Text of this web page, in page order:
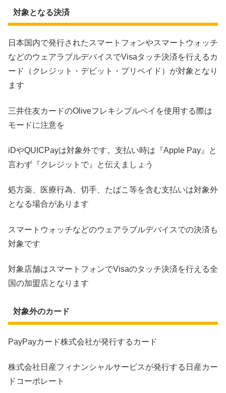
対象となる決済
日本国内で発行されたスマートフォンやスマートウォッチ
などのウェアラブルデバイスでVisaタッチ決済を行えるカ
ード（クレジット・デビット・プリペイド）が対象となり
ます
三井住友カードのOliveフレキシブルペイを使用する際は
モードに注意を
iDやQUICPayは対象外です。支払い時は『Apple Pay』と
言わず『クレジットで』と伝えましょう
処方薬、医療行為、切手、たばこ等を含む支払いは対象外
となる場合があります
スマートウォッチなどのウェアラブルデバイスでの決済も
対象です
対象店舗はスマートフォンでVisaのタッチ決済を行える全
国の加盟店となります
対象外のカード
PayPayカード株式会社が発行するカード
株式会社日産フィナンシャルサービスが発行する日産カー
ドコーポレート